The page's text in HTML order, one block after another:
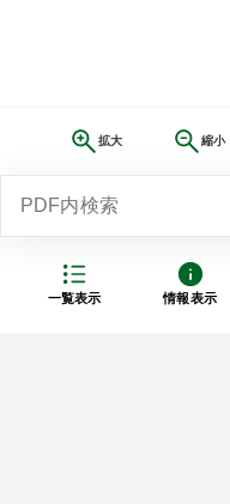
一覧表示 情報表示
拡大 縮小